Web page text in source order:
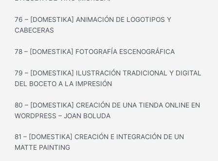
76 – [DOMESTIKA] ANIMACIÓN DE LOGOTIPOS Y
CABECERAS
78 – [DOMESTIKA] FOTOGRAFÍA ESCENOGRÁFICA
79 – [DOMESTIKA] ILUSTRACIÓN TRADICIONAL Y DIGITAL
DEL BOCETO A LA IMPRESIÓN
80 – [DOMESTIKA] CREACIÓN DE UNA TIENDA ONLINE EN
WORDPRESS – JOAN BOLUDA
81 – [DOMESTIKA] CREACIÓN E INTEGRACIÓN DE UN
MATTE PAINTING